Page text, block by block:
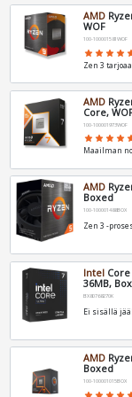
AMD
WOF
100-100001581WOF
star star star star
Zen 3
AMD
Core,
100-100001973WOF
star star star star
Maailman
AMD
Boxed
100-100001488BOX
Zen 3 -
Intel Core
36MB,
BX80768270K
Ei sisällä
AMD
Boxed
100-100001015BOX